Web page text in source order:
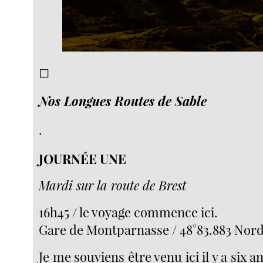
◻︎
Nos Longues Routes de Sable
.
JOURNÉE UNE
Mardi sur la route de Brest
16h45 / le voyage commence ici.
Gare de Montparnasse / 48°83.883
Je me souviens être venu ici il y a six